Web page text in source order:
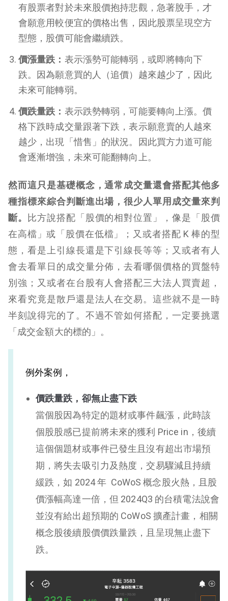
有股票者對於未來股價抱持悲觀，急著脫手，才
會願意用較便宜的價格出售，因此股票呈現空方
型態，股價可能會繼續跌。
價漲量跌： 表示漲勢可能轉弱，或即將轉向下
跌。因為願意買的人（追價）越來越少了，因此
未來可能轉弱。
價跌量跌： 表示跌勢轉弱，可能要轉向上漲。價
格下跌時成交量跟著下跌，表示願意賣的人越來
越少，出現「惜售」的狀況。因此買方力道可能
會逐漸增強，未來可能翻轉向上。
然而這只是基礎概念，通常成交量還會搭配其他多
種指標來綜合判斷進出場，很少人單用成交量來判
斷。
比方說搭配「股價的相對位置」，像是「股價
在高檔」或「股價在低檔」； 又或者搭配 K 棒的型
態，看是上引線長還是下引線長等等；又或者有人
會去看單日的成交量分佈，去看哪個價格的買盤特
別強；又或者在台股有人會搭配三大法人買賣超，
來看究竟是散戶還是法人在交易。這些就不是一時
半刻說得完的了。 不過不管如何搭配，一定要挑選
「成交金額大的標的」。
例外案例，
價跌量跌，卻無止盡下跌
當個股因為特定的題材或事件飆漲，此時該
個股股感已提前將未來的獲利 Price in，後續
這個個題材或事件已發生且沒有超出市場預
期，將失去吸引力及熱度，交易驟減且持續
緩跌，如 2024 年 CoWoS 概念股火熱，且股
價漲幅高達一倍，但 2024Q3 的台積電法說會
並沒有給出超預期的 CoWoS 擴產計畫，相關
概念股後續股價價跌量跌，且呈現無止盡下
跌。